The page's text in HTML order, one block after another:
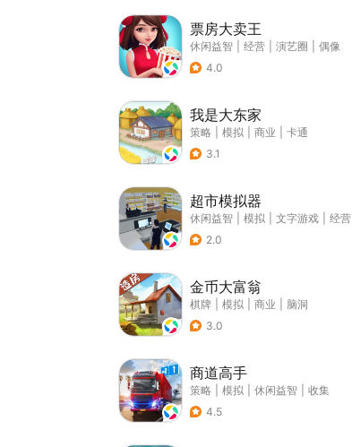
票房大卖王
休闲益智 经营 演艺圈
偶像
4.0
我是大东家
策略 模拟 商业
卡通
3.1
超市模拟器
休闲益智 模拟 文字游戏
经营
2.0
金币大富翁
棋牌 模拟 商业
脑洞
3.0
商道高手
策略 模拟 休闲益智
收集
4.5